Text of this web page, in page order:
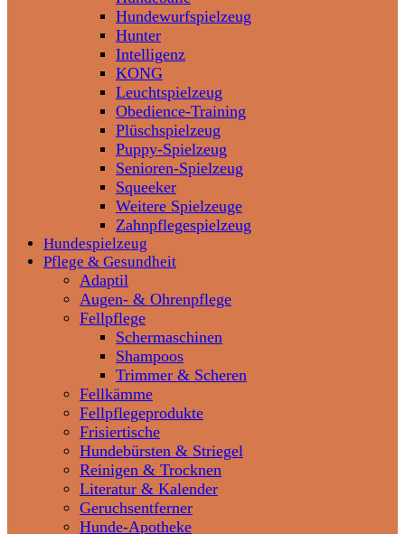
Hundewurfspielzeug
Hunter
Intelligenz
KONG
Leuchtspielzeug
Obedience-Training
Plüschspielzeug
Puppy-Spielzeug
Senioren-Spielzeug
Squeeker
Weitere Spielzeuge
Zahnpflegespielzeug
Hundespielzeug
Pflege & Gesundheit
Adaptil
Augen- & Ohrenpflege
Fellpflege
Schermaschinen
Shampoos
Trimmer & Scheren
Fellkämme
Fellpflegeprodukte
Frisiertische
Hundebürsten & Striegel
Reinigen & Trocknen
Literatur & Kalender
Geruchsentferner
Hunde-Apotheke